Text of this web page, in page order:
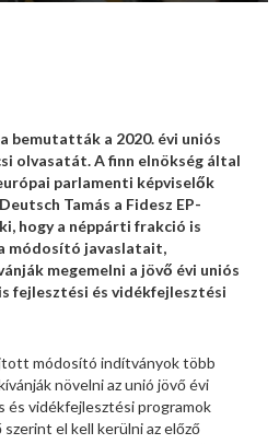
bemutatták a 2020. évi uniós
olvasatát. A finn elnökség által
parlamenti képviselők
Tamás a Fidesz EP-
hogy a néppárti frakció is
módosító javaslatait,
megemelni a jövő évi uniós
fejlesztési és vidékfejlesztési
módosító indítványok több
növelni az unió jövő évi
és vidékfejlesztési programok
el kell kerülni az előző